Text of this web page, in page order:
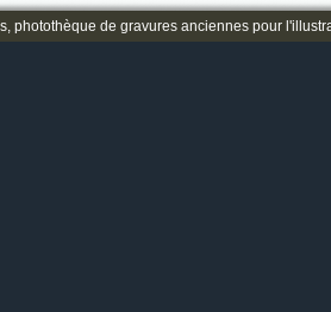
photothèque de gravures anciennes pour